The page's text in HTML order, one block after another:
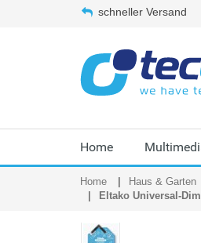
schneller Versand
Home
Home Haus & Garten
Eltako Universal-